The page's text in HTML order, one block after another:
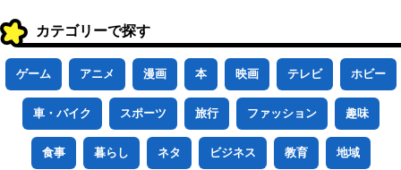
カテゴリーで探す
ゲーム アニメ 漫画 本 映画 テレビ ホビー
車・バイク スポーツ 旅行 ファッション 趣味
食事 暮らし ネタ ビジネス 教育 地域